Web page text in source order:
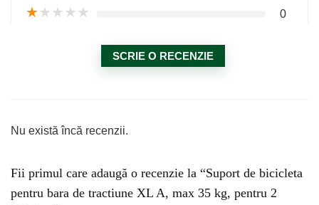
★★★★★ 0
SCRIE O RECENZIE
Nu există încă recenzii.
Fii primul care adaugă o recenzie la “Suport de bicicleta
pentru bara de tractiune XL A, max 35 kg, pentru 2